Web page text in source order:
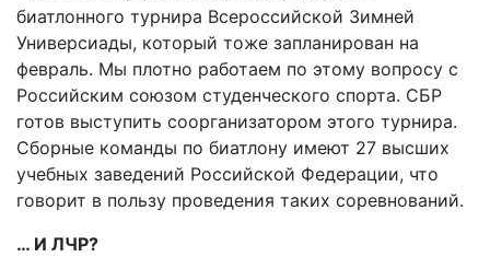
биатлонного турнира Всероссийской Зимней
Универсиады, который тоже запланирован на
февраль. Мы плотно работаем по этому вопросу с
Российским союзом студенческого спорта. СБР
готов выступить соорганизатором этого турнира.
Сборные команды по биатлону имеют 27 высших
учебных заведений Российской Федерации, что
говорит в пользу проведения таких соревнований.
… И ЛЧР?